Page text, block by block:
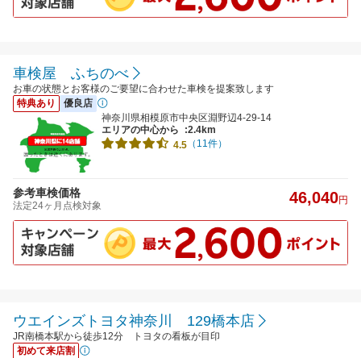
車検屋 ふちのべ
お車の状態とお客様のご要望に合わせた車検を提案致します
特典あり
優良店
神奈川県相模原市中央区淵野辺4-29-14
エリアの中心から
:2.4km
4.5 （11件）
参考車検価格
法定24ヶ月点検対象 46,040円
ウエインズトヨタ神奈川 129橋本店
JR南橋本駅から徒歩12分 トヨタの看板が目印
初めて来店割